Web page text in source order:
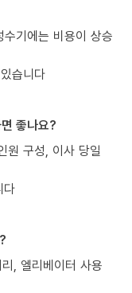
기에는 비용이 상승
습니다
좋나요?
원 구성, 이사 당일
다
, 엘리베이터 사용